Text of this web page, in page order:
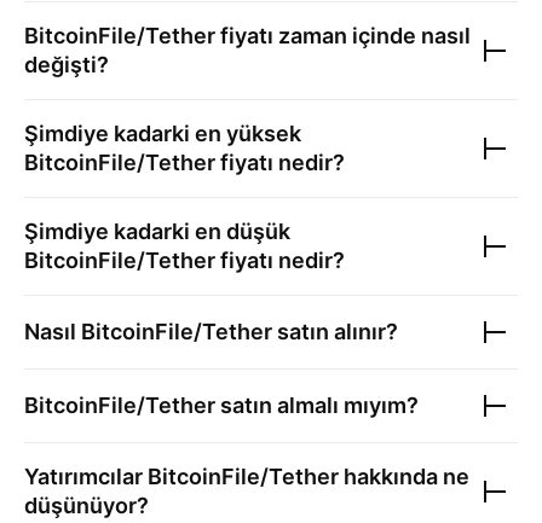
BitcoinFile/Tetherfiyatı zaman içinde nasıl
değişti?
Şimdiye kadarki en yüksek
BitcoinFile/Tetherfiyatı nedir?
Şimdiye kadarki en düşük
BitcoinFile/Tetherfiyatı nedir?
Nasıl BitcoinFile/Tether satın alınır?
BitcoinFile/Tether satın almalı mıyım?
Yatırımcılar BitcoinFile/Tether hakkında ne
düşünüyor?